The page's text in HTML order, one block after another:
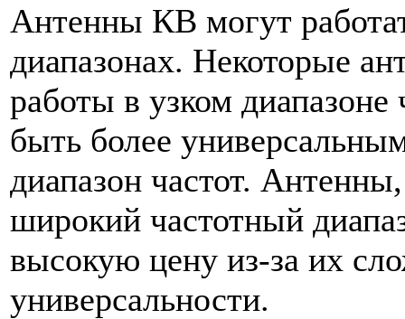
Антенны КВ могут
диапазонах. Некоторые
работы в узком диапазоне
быть более
диапазон частот.
широкий частотный
высокую цену из-за их
универсальности.